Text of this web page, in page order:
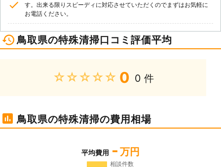
す。出来る限りスピーディに対応させていただくのでまずはお気軽に
お電話ください。
鳥取県の特殊清掃口コミ評価平均
★★★★★ 0 0 件
鳥取県の特殊清掃の費用相場
平均費用 - 万円